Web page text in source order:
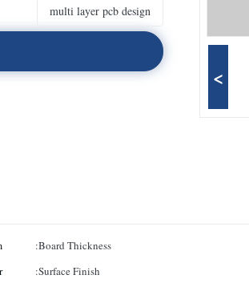
>
multi layer pcb design
Board Thickness:
Surface Finish: